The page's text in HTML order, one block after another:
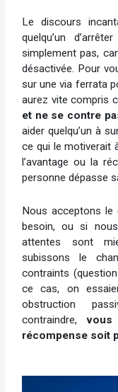
Le discours
quelqu’un
simplement pas,
désactivée. Pour
sur une via ferrata
aurez vite compris
et ne se contre
aider quelqu’un à
ce qui le motiverait
l’avantage ou la
personne dépasse
Nous acceptons le
besoin, ou si
attentes sont
subissons le
contraints
ce cas, on
obstruction
contraindre,
récompense soit